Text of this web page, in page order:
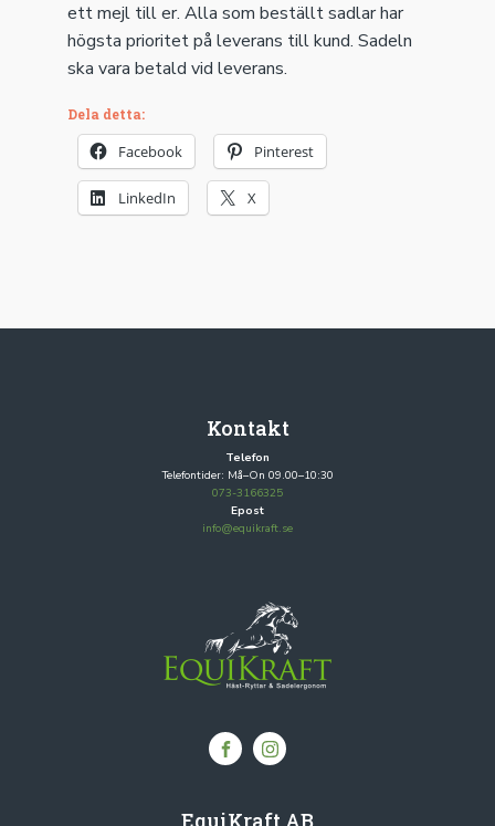
ett mejl till er. Alla som beställt sadlar har
högsta prioritet på leverans till kund. Sadeln
ska vara betald vid leverans.
Dela detta:
Facebook Pinterest
LinkedIn X
Kontakt
Telefon
Telefontider: Må–On 09.00–10:30
073-3166325
Epost
info@equikraft.se
EquiKraft AB